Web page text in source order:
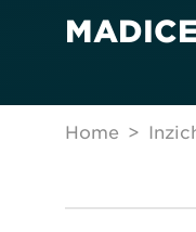
Home